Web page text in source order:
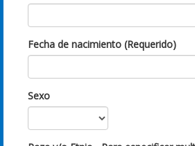
Fecha de nacimiento (Requerido)
Sexo